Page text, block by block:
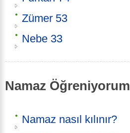
Zümer 53
Nebe 33
Namaz Öğreniyorum
Namaz nasıl kılınır?